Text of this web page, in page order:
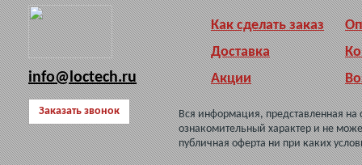
info@loctech.ru
Заказать звонок
Как сделать заказ
Доставка
Акции
Вся информация, представленная на
ознакомительный характер и не
публичная оферта ни при каких